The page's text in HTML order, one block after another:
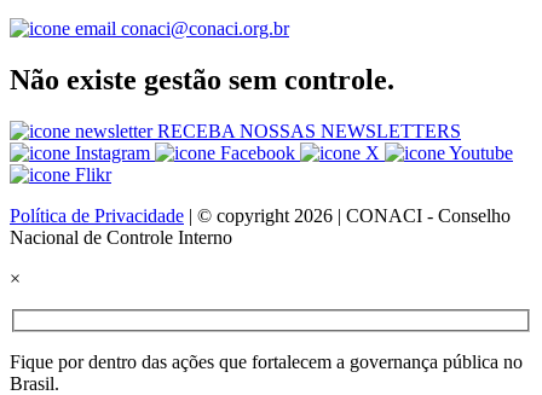
conaci@conaci.org.br
Não existe gestão sem controle.
RECEBA NOSSAS NEWSLETTERS
Política de Privacidade | © copyright 2026 | CONACI - Conselho
Nacional de Controle Interno
×
Fique por dentro das ações que fortalecem a governança pública no
Brasil.